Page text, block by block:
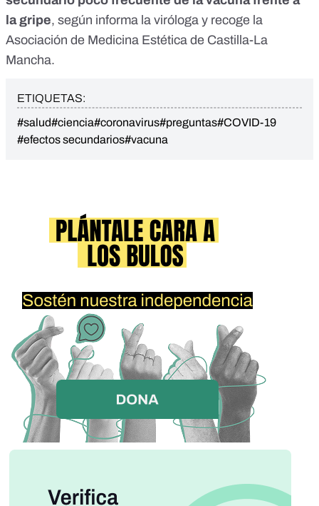
la gripe, según informa la viróloga y recoge la
Asociación de Medicina Estética de Castilla-La
Mancha.
ETIQUETAS:
#salud#ciencia#coronavirus#preguntas#COVID-19
#efectos secundarios#vacuna